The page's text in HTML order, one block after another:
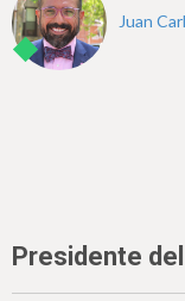
Juan
Presidente